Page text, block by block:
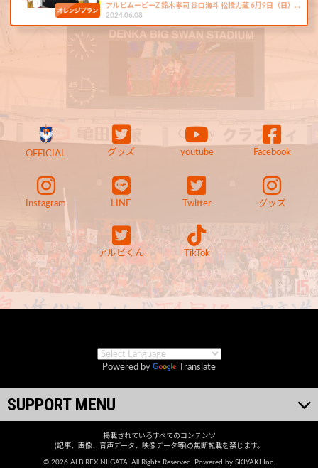
アルビムービーZ 鈴木孝司 谷口海斗 松橋力蔵 6月9日（日）…
2024.06.08
OFFICIAL グッズ youtube Facebook
Instagram LINE Twitter グッズ
アルビくん TikTok
Powered by Translate
SUPPORT MENU
掲載されているすべてのコンテンツ
(記事、画像、音声データ、映像データ等)の無断転載を禁じます。
© 2026 ALBIREX NIIGATA. All Rights Reserved. Powered by SKIYAKI Inc.